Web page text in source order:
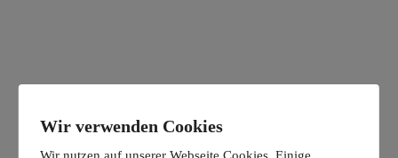
Wir verwenden Cookies